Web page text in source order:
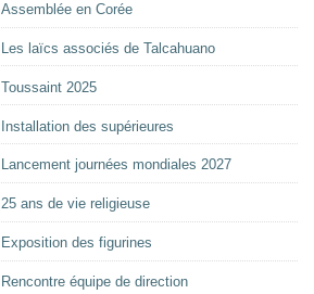
Assemblée en Corée
Les laïcs associés de Talcahuano
Toussaint 2025
Installation des supérieures
Lancement journées mondiales 2027
25 ans de vie religieuse
Exposition des figurines
Rencontre équipe de direction